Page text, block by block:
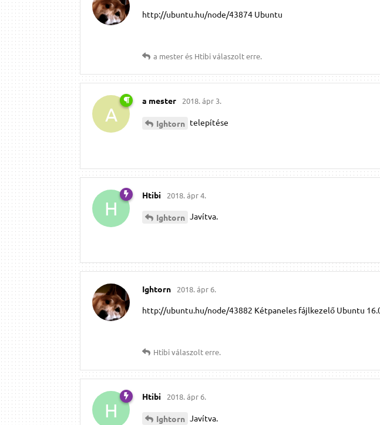
http://ubuntu.hu/node/43874 Ubuntu
a mesterés Htibiválaszolt erre.
A
a mester 2018. ápr 3.
Ightorn telepítése
H
Htibi 2018. ápr 4.
Ightorn Javítva.
Ightorn 2018. ápr 6.
http://ubuntu.hu/node/43882 Kétpaneles fájlkezelő Ubuntu
Htibiválaszolt erre.
H
Htibi 2018. ápr 6.
Ightorn Javítva.